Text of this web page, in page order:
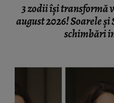
3 zodii își transformă
august 2026! Soarele
schimbări